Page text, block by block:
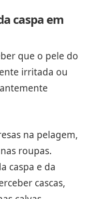
caspa em
que o pele do
irritada ou
na pelagem,
roupas.
caspa e da
cascas,